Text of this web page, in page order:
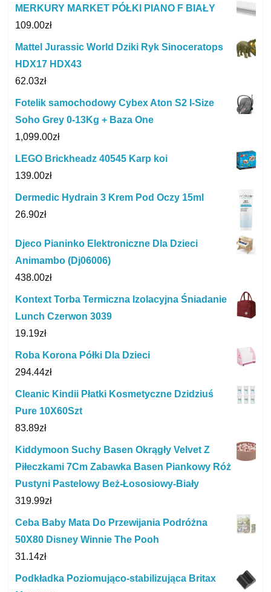
MERKURY MARKET PÓŁKI PIANO F BIAŁY
109.00zł
Mattel Jurassic World Dziki Ryk Sinoceratops
HDX17 HDX43
62.03zł
Fotelik samochodowy Cybex Aton S2 I-Size
Soho Grey 0-13Kg + Baza One
1,099.00zł
LEGO Brickheadz 40545 Karp koi
139.00zł
Dermedic Hydrain 3 Krem Pod Oczy 15ml
26.90zł
Djeco Pianinko Elektroniczne Dla Dzieci
Animambo (Dj06006)
438.00zł
Kontext Torba Termiczna Izolacyjna Śniadanie
Lunch Czerwon 3039
19.19zł
Roba Korona Półki Dla Dzieci
294.44zł
Cleanic Kindii Płatki Kosmetyczne Dzidziuś
Pure 10X60Szt
83.89zł
Kiddymoon Suchy Basen Okrągły Velvet Z
Piłeczkami 7Cm Zabawka Basen Piankowy Róż
Pustyni Pastelowy Beż-Łososiowy-Biały
319.99zł
Ceba Baby Mata Do Przewijania Podróżna
50X80 Disney Winnie The Pooh
31.14zł
Podkładka Poziomująco-stabilizująca Britax